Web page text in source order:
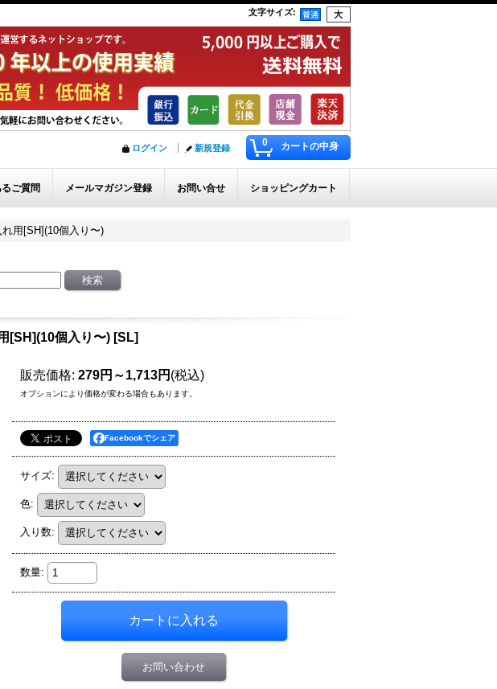
文字サイズ:
0 カートの中身
ログイン 新規登録
ご質問 メールマガジン登録 お問い合せ ショッピングカート
用[SH](10個入り〜)
[SH](10個入り〜) [SL]
販売価格: 279円～1,713円 (税込)
オプションにより価格が変わる場合もあります。
Facebookでシェア
サイズ:
色:
入り数:
数量:
お問い合わせ